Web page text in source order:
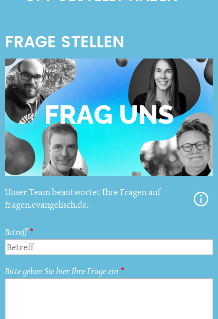
Unser Team beantwortet Ihre Fragen auf
fragen.evangelisch.de.
Betreff
Bitte geben Sie hier Ihre Frage ein